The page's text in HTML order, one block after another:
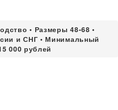
• Размеры 48-68 •
и СНГ • Минимальный
000 рублей